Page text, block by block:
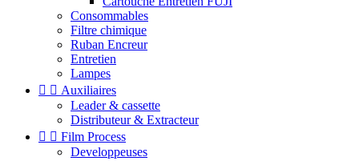
Consommables
Filtre chimique
Ruban Encreur
Entretien
Lampes
  Auxiliaires
Leader & cassette
Distributeur & Extracteur
  Film Process
Developpeuses